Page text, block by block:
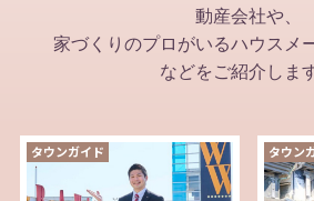
動産会社や、
家づくりのプロがいるハウスメ
などをご紹介しま
タウンガイド タウン